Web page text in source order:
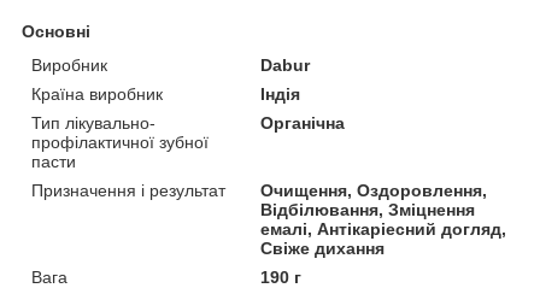
Основні
Виробник
Dabur
Країна виробник
Індія
Тип лікувально-
профілактичної зубної
пасти
Органічна
Призначення і результат
Очищення, Оздоровлення,
Відбілювання, Зміцнення
емалі, Антікаріесний догляд,
Свіже дихання
Вага
190 г